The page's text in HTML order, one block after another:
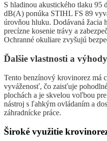
S hladinou akustického tlaku
dB(A) ponúka STIHL FS 89
úrovňou hluku. Dodávaná žacia
precízne kosenie trávy a
Ochranné okuliare zvyšujú
Ďalšie vlastnosti a výhody
Tento benzínový krovinorez má
vyváženosť, čo zaisťuje
plochách a je skvelou voľbou
nástroj s ľahkým ovládaním a
záhradnícke práce.
Široké využitie